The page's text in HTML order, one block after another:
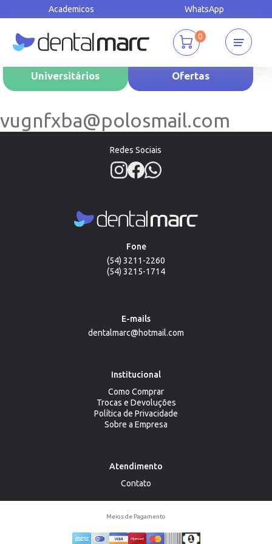
Academicos WhatsApp
0
Universitários Ofertas
vugnfxba@polosmail.com
Redes Sociais
Fone
(54) 3211-2260
(54) 3215-1714
E-mails
dentalmarc@hotmail.com
Institucional
Como Comprar
Trocas e Devoluções
Política de Privacidade
Sobre a Empresa
Atendimento
Contato
Meios de Pagamento